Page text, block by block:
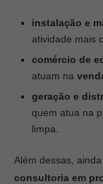
instalação e
atividade mais
comércio de
atuam na
geração e
quem atua na
limpa.
Além dessas,
consultoria em